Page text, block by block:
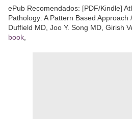
ePub Recomendados: [PDF/Kindle]
Pathology: A Pattern Based Approach
Duffield MD, Joo Y. Song MD, Girish
book